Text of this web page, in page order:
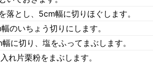
落とし、5cm幅に切りほぐします。
のいちょう切りにします。
に切り、塩をふってまぶします。
れ片栗粉をまぶします。